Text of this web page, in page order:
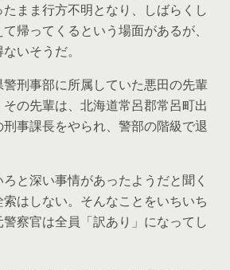
まま行方不明となり、しばらくし
帰ってくるという場面があるが、
いそうだ。
警刑事部に所属していた悪田の先輩
の先輩は、北海道常呂郡常呂町出
事課長をやられ、警部の階級で退
ろと深い事情があったようだと聞く
はしない。そんなことをいちいち
察官は全員「訳あり」になってし